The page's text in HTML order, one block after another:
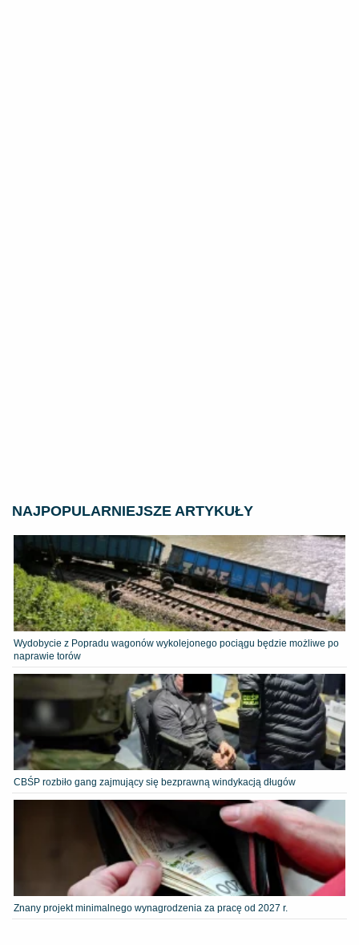
NAJPOPULARNIEJSZE ARTYKUŁY
Wydobycie z Popradu wagonów wykolejonego pociągu będzie możliwe po
naprawie torów
CBŚP rozbiło gang zajmujący się bezprawną windykacją długów
Znany projekt minimalnego wynagrodzenia za pracę od 2027 r.